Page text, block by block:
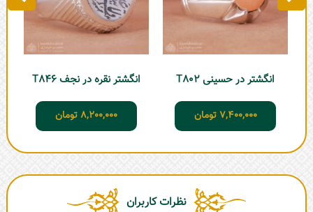
انگشتر در حسینی T802
7,400,000 تومان
انگشتر نقره در نجف T846
8,200,000 تومان
نظرات کاربران